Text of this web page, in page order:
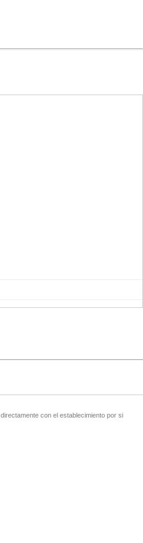
con el establecimiento por si